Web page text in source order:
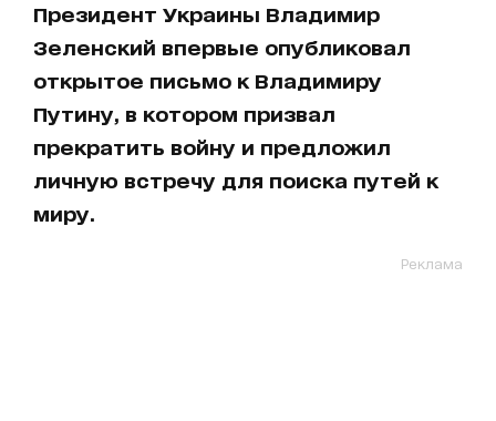
Президент Украины Владимир
Зеленский впервые опубликовал
открытое письмо к Владимиру
Путину, в котором призвал
прекратить войну и предложил
личную встречу для поиска путей к
миру.
Реклама